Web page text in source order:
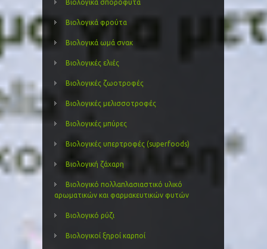
Βιολογικά σπορόφυτα
Βιολογικά φρούτα
Βιολογικά ωμά σνακ
Βιολογικές ελιές
Βιολογικές ζωοτροφές
Βιολογικές μελισσοτροφές
Βιολογικές μπύρες
Βιολογικές υπερτροφές (superfoods)
Βιολογική ζάχαρη
Βιολογικό πολλαπλασιαστικό υλικό
αρωματικών και φαρμακευτικών φυτών
Βιολογικό ρύζι
Βιολογικοί ξηροί καρποί